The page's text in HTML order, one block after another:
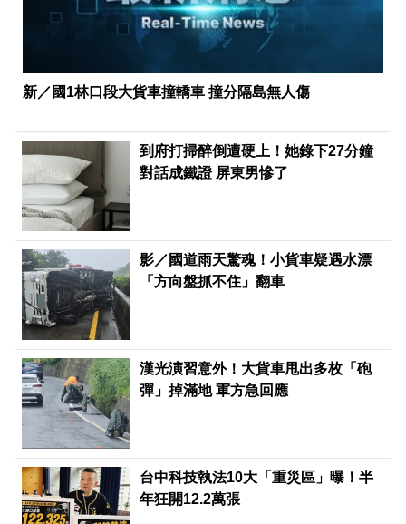
新／國1林口段大貨車撞轎車 撞分隔島無人傷
到府打掃醉倒遭硬上！她錄下27分鐘
對話成鐵證 屏東男慘了
影／國道雨天驚魂！小貨車疑遇水漂
「方向盤抓不住」翻車
漢光演習意外！大貨車甩出多枚「砲
彈」掉滿地 軍方急回應
台中科技執法10大「重災區」曝！半
年狂開12.2萬張